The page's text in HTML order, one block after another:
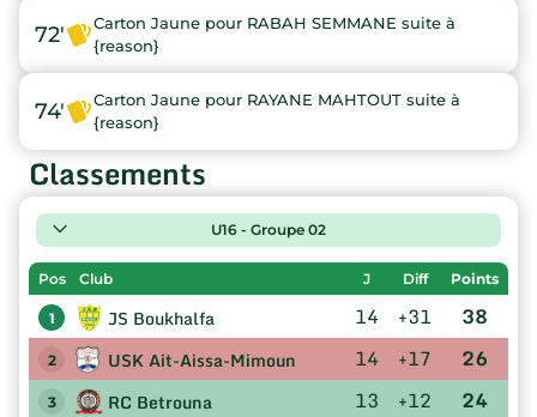
72'
Carton Jaune pour RABAH SEMMANE suite à
{reason}
74'
Carton Jaune pour RAYANE MAHTOUT suite à
{reason}
Classements
U16 - Groupe 02
Pos Club J Diff Points
1 JS Boukhalfa 14 +31 38
2 USK Ait-Aissa-Mimoun 14 +17 26
3 RC Betrouna 13 +12 24